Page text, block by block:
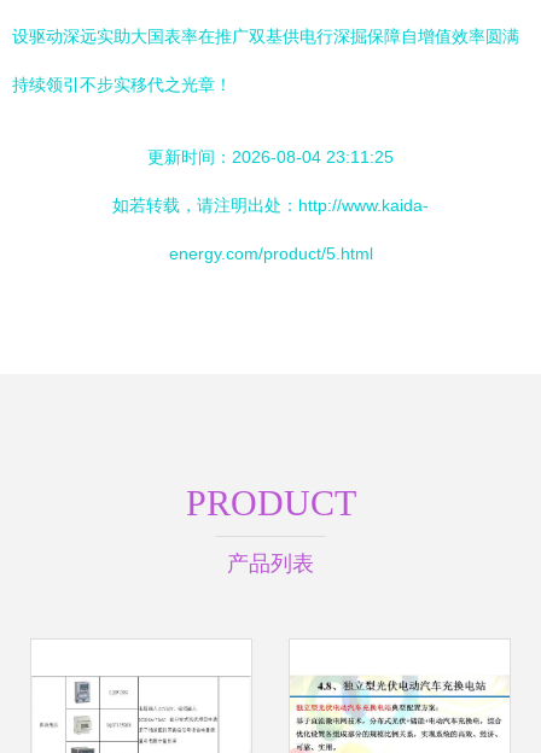
设驱动深远实助大国表率在推广双基供电行深掘保障自增值效率圆满
持续领引不步实移代之光章！
更新时间：2026-08-04 23:11:25
如若转载，请注明出处：http://www.kaida-
energy.com/product/5.html
PRODUCT
产品列表